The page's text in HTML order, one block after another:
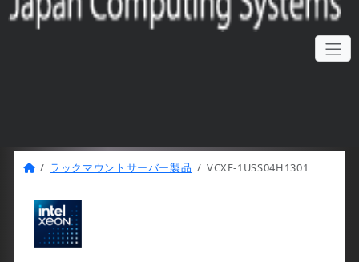
ラックマウントサーバー製品 VCXE-1USS04H1301